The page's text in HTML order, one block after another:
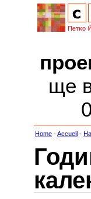
ще
Home -Accueil -